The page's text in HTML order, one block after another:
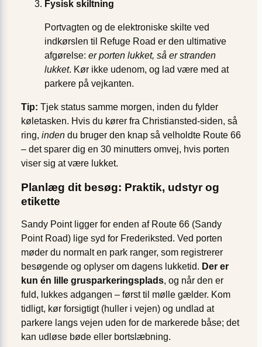
Fysisk skiltning
Portvagten og de elektroniske skilte ved
indkørslen til Refuge Road er den ultimative
afgørelse: er porten lukket, så er stranden
lukket. Kør ikke udenom, og lad være med at
parkere på vejkanten.
Tip: Tjek status samme morgen, inden du fylder
køletasken. Hvis du kører fra Christiansted-siden, så
ring, inden du bruger den knap så velholdte Route 66
– det sparer dig en 30 minutters omvej, hvis porten
viser sig at være lukket.
Planlæg dit besøg: Praktik, udstyr og
etikette
Sandy Point ligger for enden af Route 66 (Sandy
Point Road) lige syd for Frederiksted. Ved porten
møder du normalt en park ranger, som registrerer
besøgende og oplyser om dagens lukketid. Der er
kun én lille grus­parkeringsplads, og når den er
fuld, lukkes adgangen – først til mølle gælder. Kom
tidligt, kør forsigtigt (huller i vejen) og undlad at
parkere langs vejen uden for de markerede båse; det
kan udløse bøde eller bortslæbning.